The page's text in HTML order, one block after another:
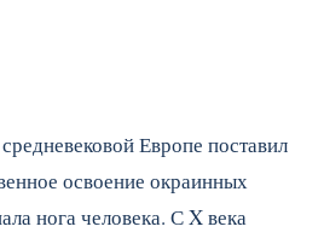
Европе поставил
освоение окраинных
нога человека. С X века